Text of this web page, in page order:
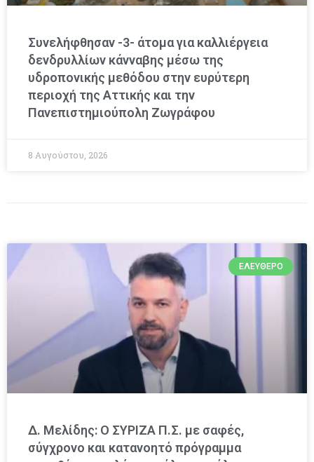
Συνελήφθησαν -3- άτομα για καλλιέργεια
δενδρυλλίων κάνναβης μέσω της
υδροπονικής μεθόδου στην ευρύτερη
περιοχή της Αττικής και την
Πανεπιστημιούπολη Ζωγράφου
8 Αυγούστου, 2026
ΕΛΕΎΘΕΡΟ
Δ. Μελίδης: Ο ΣΥΡΙΖΑ Π.Σ. με σαφές,
σύγχρονο και κατανοητό πρόγραμμα